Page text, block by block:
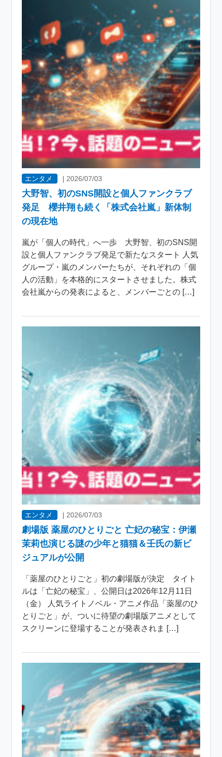
エンタメ | 2026/07/03
大野智、初のSNS開設と個人ファンクラブ
発足 櫻井翔も続く「株式会社嵐」新体制
の現在地
嵐が「個人の時代」へ一歩 大野智、初のSNS開
設と個人ファンクラブ発足で新たなスタート 人気
グループ・嵐のメンバーたちが、それぞれの「個
人の活動」を本格的にスタートさせました。株式
会社嵐からの発表によると、メンバーごとの […]
エンタメ | 2026/07/03
劇場版 薬屋のひとりごと 亡妃の秘宝：伊瀬
茉莉也演じる謎の少年と猫猫＆壬氏の新ビ
ジュアルが公開
「薬屋のひとりごと」初の劇場版が決定 タイト
ルは「亡妃の秘宝」、公開日は2026年12月11日
（金） 人気ライトノベル・アニメ作品「薬屋のひ
とりごと」が、ついに待望の劇場版アニメとして
スクリーンに登場することが発表されま […]